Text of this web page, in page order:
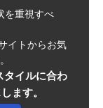
を重視すべ
イトからお気
タイルに合わ
ます。